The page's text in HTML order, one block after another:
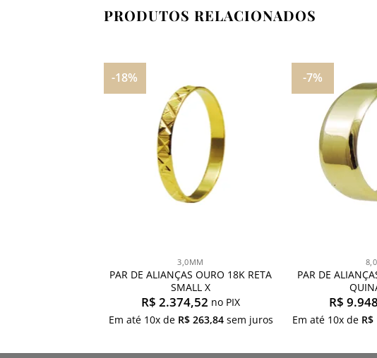
PRODUTOS RELACIONADOS
-18%
3,0MM
PAR DE ALIANÇAS OURO 18K RETA
SMALL X
R$ 2.374,52 no PIX
Em até 10x de R$263,84sem juros
-7%
PAR DE
R$
Em até 10x de R$